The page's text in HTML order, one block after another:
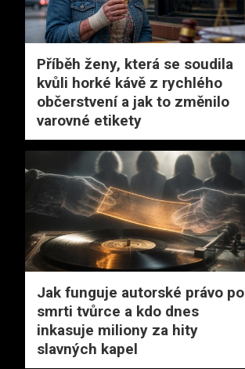
Příběh ženy, která se soudila
kvůli horké kávě z rychlého
občerstvení a jak to změnilo
varovné etikety
Jak funguje autorské právo po
smrti tvůrce a kdo dnes
inkasuje miliony za hity
slavných kapel